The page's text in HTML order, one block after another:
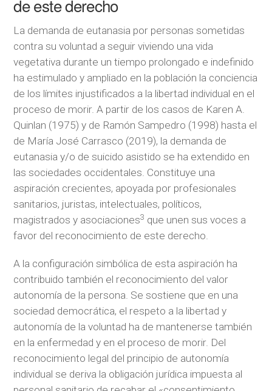
de este derecho
La demanda de eutanasia por personas sometidas
contra su voluntad a seguir viviendo una vida
vegetativa durante un tiempo prolongado e indefinido
ha estimulado y ampliado en la población la conciencia
de los límites injustificados a la libertad individual en el
proceso de morir. A partir de los casos de Karen A.
Quinlan (1975) y de Ramón Sampedro (1998) hasta el
de María José Carrasco (2019), la demanda de
eutanasia y/o de suicido asistido se ha extendido en
las sociedades occidentales. Constituye una
aspiración crecientes, apoyada por profesionales
sanitarios, juristas, intelectuales, políticos,
magistrados y asociaciones3 que unen sus voces a
favor del reconocimiento de este derecho.
A la configuración simbólica de esta aspiración ha
contribuido también el reconocimiento del valor
autonomía de la persona. Se sostiene que en una
sociedad democrática, el respeto a la libertad y
autonomía de la voluntad ha de mantenerse también
en la enfermedad y en el proceso de morir. Del
reconocimiento legal del principio de autonomía
individual se deriva la obligación jurídica impuesta al